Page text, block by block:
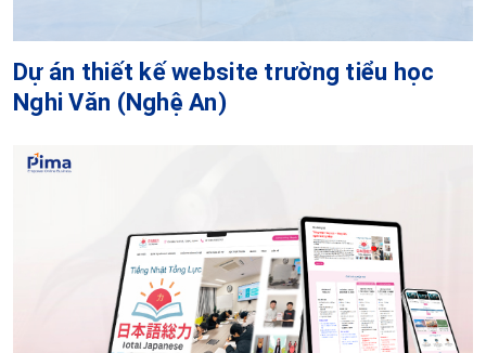
Dự án thiết kế website trường tiểu học
Nghi Văn (Nghệ An)